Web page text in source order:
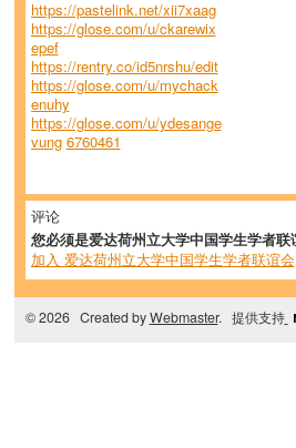
https://pastelink.net/xii7xaag
https://glose.com/u/ckarewix
epef
https://rentry.co/id5nrshu/edit
https://glose.com/u/mychack
enuhy
https://glose.com/u/ydesange
vung 6760461
评论
您必须是爱达荷州立大学中国学生学者联
加入 爱达荷州立大学中国学生学者联谊会
© 2026 Created byWebmaster. 提供支持